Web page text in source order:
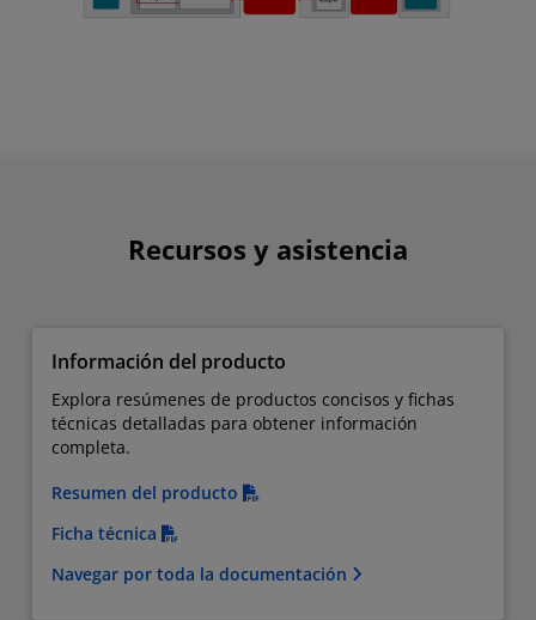
Recursos y asistencia
Información del producto
Explora resúmenes de productos concisos y fichas
técnicas detalladas para obtener información
completa.
Resumen del producto
Ficha técnica
Navegar por toda la documentación